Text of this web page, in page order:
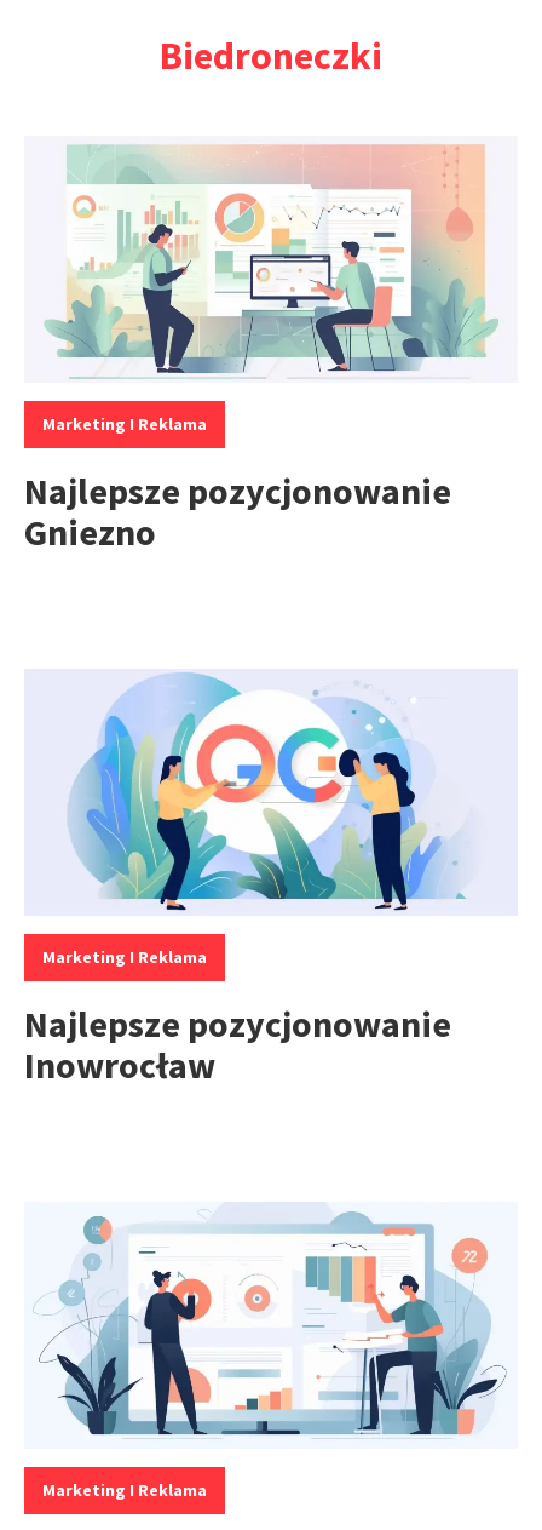
Biedroneczki
Kategorie:
Marketing I Reklama
Najlepsze pozycjonowanie
Gniezno
Kategorie:
Marketing I Reklama
Najlepsze pozycjonowanie
Inowrocław
Kategorie:
Marketing I Reklama